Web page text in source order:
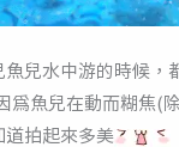
魚兒水中游的時候，
為魚兒在動而糊焦(
道拍起來多美